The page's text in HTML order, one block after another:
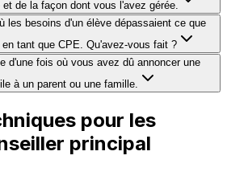
de la façon dont vous l'avez gérée.
les besoins d'un élève dépassaient ce que
tant que CPE. Qu'avez-vous fait ?
d'une fois où vous avez dû annoncer une
à un parent ou une famille.
pour les
principal